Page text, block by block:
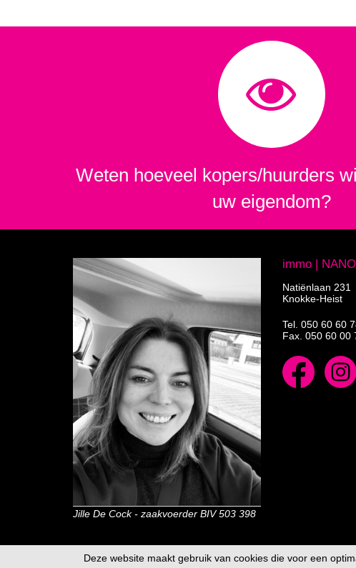
Weten hoeveel kopers/huurders
uw eigendom?
Jille De Cock - zaakvoerder BIV 503 398
immo | NANO
Natiënlaan 231
Knokke-Heist
Tel. 050 60 60
Fax. 050 60 00
Deze website maakt gebruik van cookies die voor een